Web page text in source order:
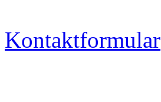
Kontaktformular